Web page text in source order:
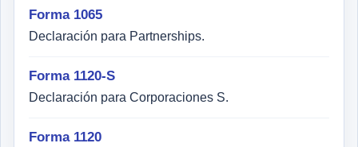
Forma 1065
Declaración para Partnerships.
Forma 1120-S
Declaración para Corporaciones S.
Forma 1120